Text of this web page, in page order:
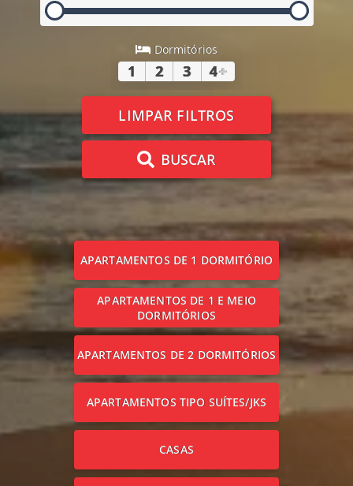
Dormitórios
1 2 3 4+
LIMPAR FILTROS
BUSCAR
APARTAMENTOS DE 1 DORMITÓRIO
APARTAMENTOS DE 1 E MEIO
DORMITÓRIOS
APARTAMENTOS DE 2 DORMITÓRIOS
APARTAMENTOS TIPO SUÍTES/JKS
CASAS